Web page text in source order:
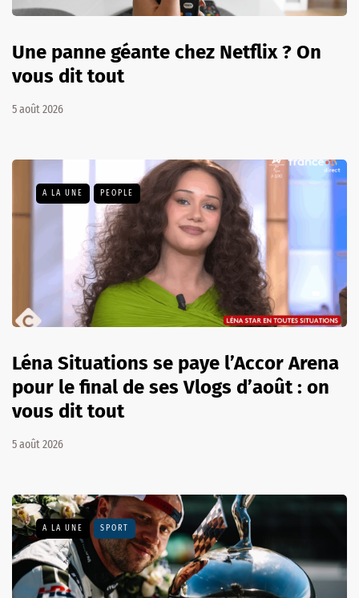
Une panne géante chez Netflix ? On
vous dit tout
5 août 2026
A LA UNE PEOPLE
Léna Situations se paye l’Accor Arena
pour le final de ses Vlogs d’août : on
vous dit tout
5 août 2026
A LA UNE SPORT